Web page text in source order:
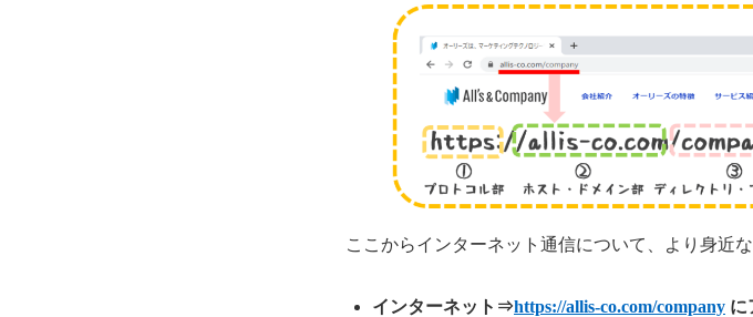
ここからインターネット通信について、より身近
インターネット⇒https://allis-co.com/company に